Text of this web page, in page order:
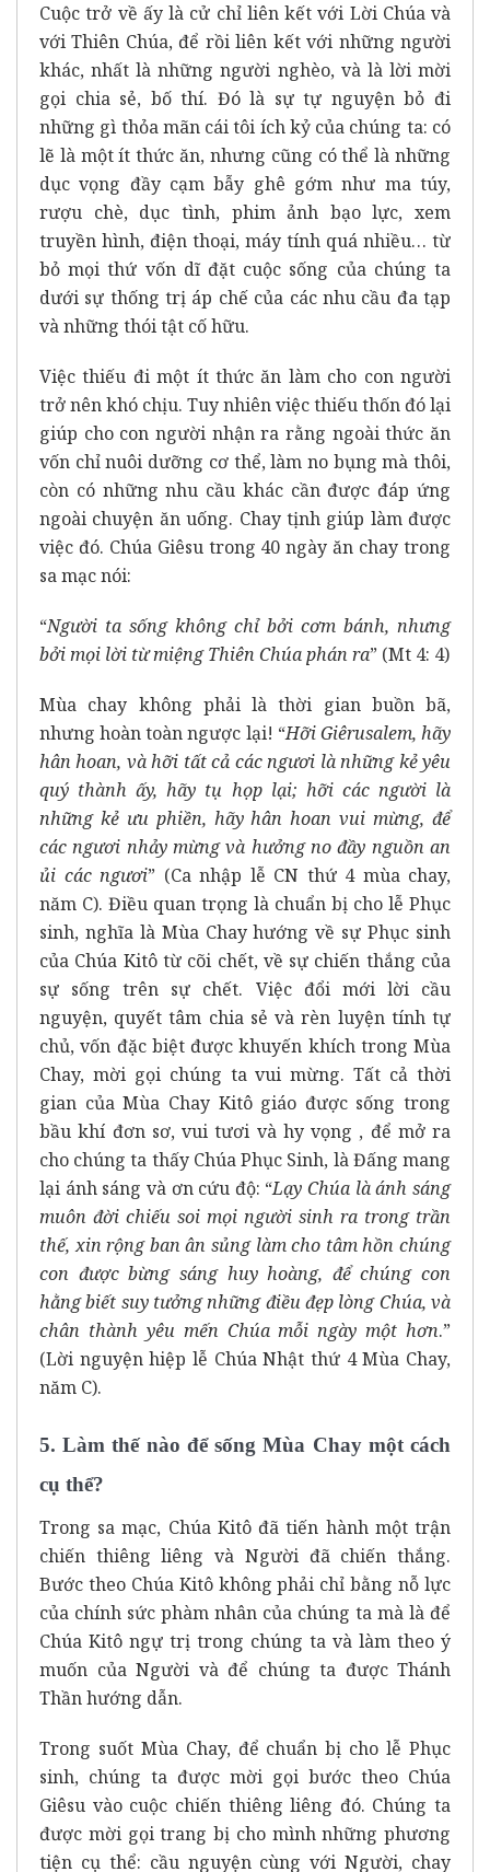
Cuộc trở về ấy là cử chỉ liên kết với Lời Chúa và
với Thiên Chúa, để rồi liên kết với những người
khác, nhất là những người nghèo, và là lời mời
gọi chia sẻ, bố thí. Đó là sự tự nguyện bỏ đi
những gì thỏa mãn cái tôi ích kỷ của chúng ta: có
lẽ là một ít thức ăn, nhưng cũng có thể là những
dục vọng đầy cạm bẫy ghê gớm như ma túy,
rượu chè, dục tình, phim ảnh bạo lực, xem
truyền hình, điện thoại, máy tính quá nhiều… từ
bỏ mọi thứ vốn dĩ đặt cuộc sống của chúng ta
dưới sự thống trị áp chế của các nhu cầu đa tạp
và những thói tật cố hữu.
Việc thiếu đi một ít thức ăn làm cho con người
trở nên khó chịu. Tuy nhiên việc thiếu thốn đó lại
giúp cho con người nhận ra rằng ngoài thức ăn
vốn chỉ nuôi dưỡng cơ thể, làm no bụng mà thôi,
còn có những nhu cầu khác cần được đáp ứng
ngoài chuyện ăn uống. Chay tịnh giúp làm được
việc đó. Chúa Giêsu trong 40 ngày ăn chay trong
sa mạc nói:
“Người ta sống không chỉ bởi cơm bánh, nhưng
bởi mọi lời từ miệng Thiên Chúa phán ra” (Mt 4: 4)
Mùa chay không phải là thời gian buồn bã,
nhưng hoàn toàn ngược lại! “Hỡi Giêrusalem, hãy
hân hoan, và hỡi tất cả các ngươi là những kẻ yêu
quý thành ấy, hãy tụ họp lại; hỡi các người là
những kẻ ưu phiền, hãy hân hoan vui mừng, để
các ngươi nhảy mừng và hưởng no đầy nguồn an
ủi các ngươi” (Ca nhập lễ CN thứ 4 mùa chay,
năm C). Điều quan trọng là chuẩn bị cho lễ Phục
sinh, nghĩa là Mùa Chay hướng về sự Phục sinh
của Chúa Kitô từ cõi chết, về sự chiến thắng của
sự sống trên sự chết. Việc đổi mới lời cầu
nguyện, quyết tâm chia sẻ và rèn luyện tính tự
chủ, vốn đặc biệt được khuyến khích trong Mùa
Chay, mời gọi chúng ta vui mừng. Tất cả thời
gian của Mùa Chay Kitô giáo được sống trong
bầu khí đơn sơ, vui tươi và hy vọng , để mở ra
cho chúng ta thấy Chúa Phục Sinh, là Đấng mang
lại ánh sáng và ơn cứu độ: “Lạy Chúa là ánh sáng
muôn đời chiếu soi mọi người sinh ra trong trần
thế, xin rộng ban ân sủng làm cho tâm hồn chúng
con được bừng sáng huy hoàng, để chúng con
hằng biết suy tưởng những điều đẹp lòng Chúa, và
chân thành yêu mến Chúa mỗi ngày một hơn.”
(Lời nguyện hiệp lễ Chúa Nhật thứ 4 Mùa Chay,
năm C).
5. Làm thế nào để sống Mùa Chay một cách
cụ thể?
Trong sa mạc, Chúa Kitô đã tiến hành một trận
chiến thiêng liêng và Người đã chiến thắng.
Bước theo Chúa Kitô không phải chỉ bằng nỗ lực
của chính sức phàm nhân của chúng ta mà là để
Chúa Kitô ngự trị trong chúng ta và làm theo ý
muốn của Người và để chúng ta được Thánh
Thần hướng dẫn.
Trong suốt Mùa Chay, để chuẩn bị cho lễ Phục
sinh, chúng ta được mời gọi bước theo Chúa
Giêsu vào cuộc chiến thiêng liêng đó. Chúng ta
được mời gọi trang bị cho mình những phương
tiện cụ thể: cầu nguyện cùng với Người, chay